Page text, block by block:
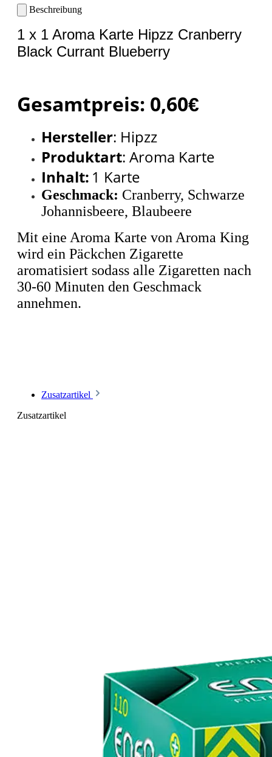
Beschreibung
1 x 1 Aroma Karte Hipzz Cranberry
Black Currant Blueberry
Gesamtpreis: 0,60€
Hersteller: Hipzz
Produktart: Aroma Karte
Inhalt: 1 Karte
Geschmack: Cranberry, Schwarze
Johannisbeere, Blaubeere
Mit eine Aroma Karte von Aroma King
wird ein Päckchen Zigarette
aromatisiert sodass alle Zigaretten nach
30-60 Minuten den Geschmack
annehmen.
Zusatzartikel
Zusatzartikel